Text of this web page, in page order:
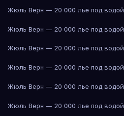
Жюль Верн — 20 000 лье под водой
Жюль Верн — 20 000 лье под водой
Жюль Верн — 20 000 лье под водой
Жюль Верн — 20 000 лье под водой
Жюль Верн — 20 000 лье под водой
Жюль Верн — 20 000 лье под водой